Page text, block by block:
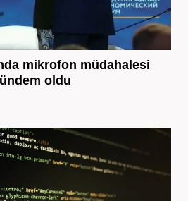
mikrofon müdahalesi
oldu